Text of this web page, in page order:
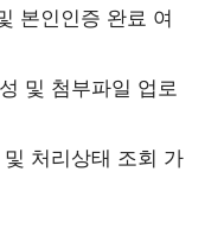
본인인증 완료 여
및 첨부파일 업로
처리상태 조회 가